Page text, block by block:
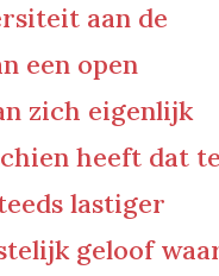
aan de
een open
zich eigenlijk
heeft dat te
lastiger
geloof